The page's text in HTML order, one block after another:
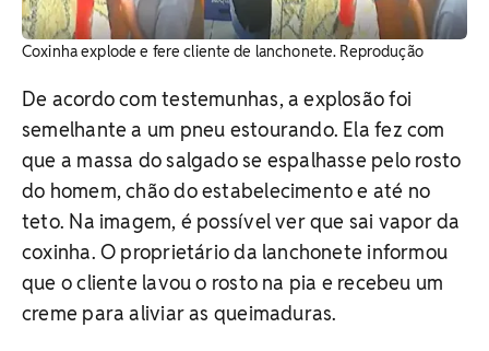
Coxinha explode e fere cliente de lanchonete. Reprodução
De acordo com testemunhas, a explosão foi
semelhante a um pneu estourando. Ela fez com
que a massa do salgado se espalhasse pelo rosto
do homem, chão do estabelecimento e até no
teto. Na imagem, é possível ver que sai vapor da
coxinha. O proprietário da lanchonete informou
que o cliente lavou o rosto na pia e recebeu um
creme para aliviar as queimaduras.